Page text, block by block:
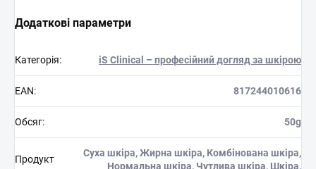
Додаткові параметри
Категорія: iS Clinical – професійний догляд за шкірою
EAN: 817244010616
Обсяг: 50g
Продукт
Суха шкіра, Жирна шкіра, Комбінована шкіра,
Нормальна шкіра, Чутлива шкіра, Шкіра,